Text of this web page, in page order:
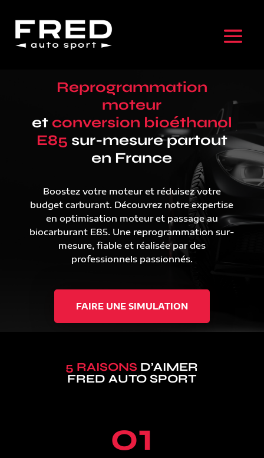
Reprogrammation
moteur
et conversion bioéthanol
E85 sur-mesure partout
en France
Boostez votre moteur et réduisez votre
budget carburant. Découvrez notre expertise
en optimisation moteur et passage au
biocarburant E85. Une reprogrammation sur-
mesure, fiable et réalisée par des
professionnels passionnés.
FAIRE UNE SIMULATION
5 RAISONS D’AIMER
FRED AUTO SPORT
01